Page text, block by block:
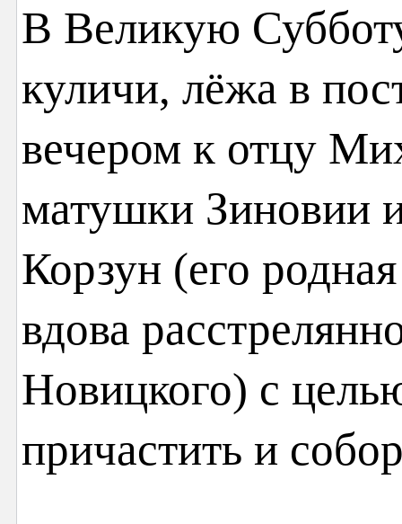
В Великую
куличи, лёжа в
вечером к отцу
матушки Зиновии
Корзун (его
вдова
Новицкого) с
причастить и